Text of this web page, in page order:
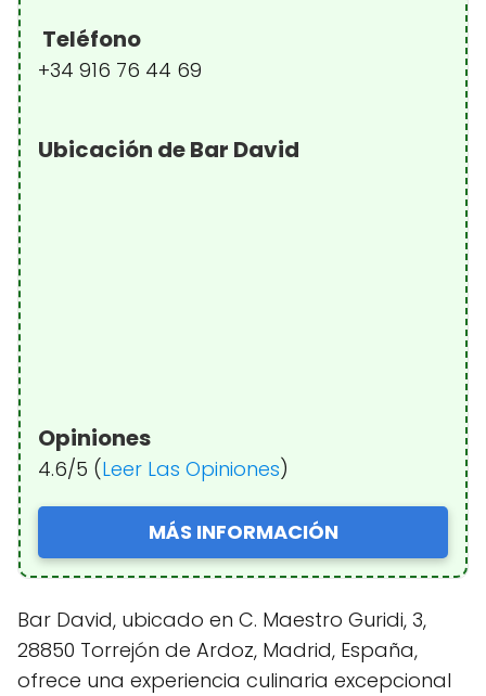
Teléfono
+34 916 76 44 69
Ubicación de Bar David
Opiniones
4.6/5 (Leer Las Opiniones)
MÁS INFORMACIÓN
Bar David, ubicado en C. Maestro Guridi, 3,
28850 Torrejón de Ardoz, Madrid, España,
ofrece una experiencia culinaria excepcional